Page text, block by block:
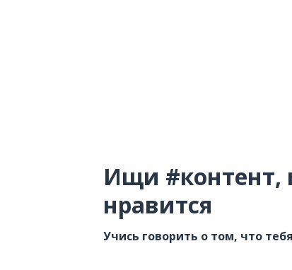
Ищи #контент,
нравится
Учись говорить о том, что